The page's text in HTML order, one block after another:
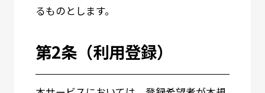
るものとします。
第2条（利用登録）